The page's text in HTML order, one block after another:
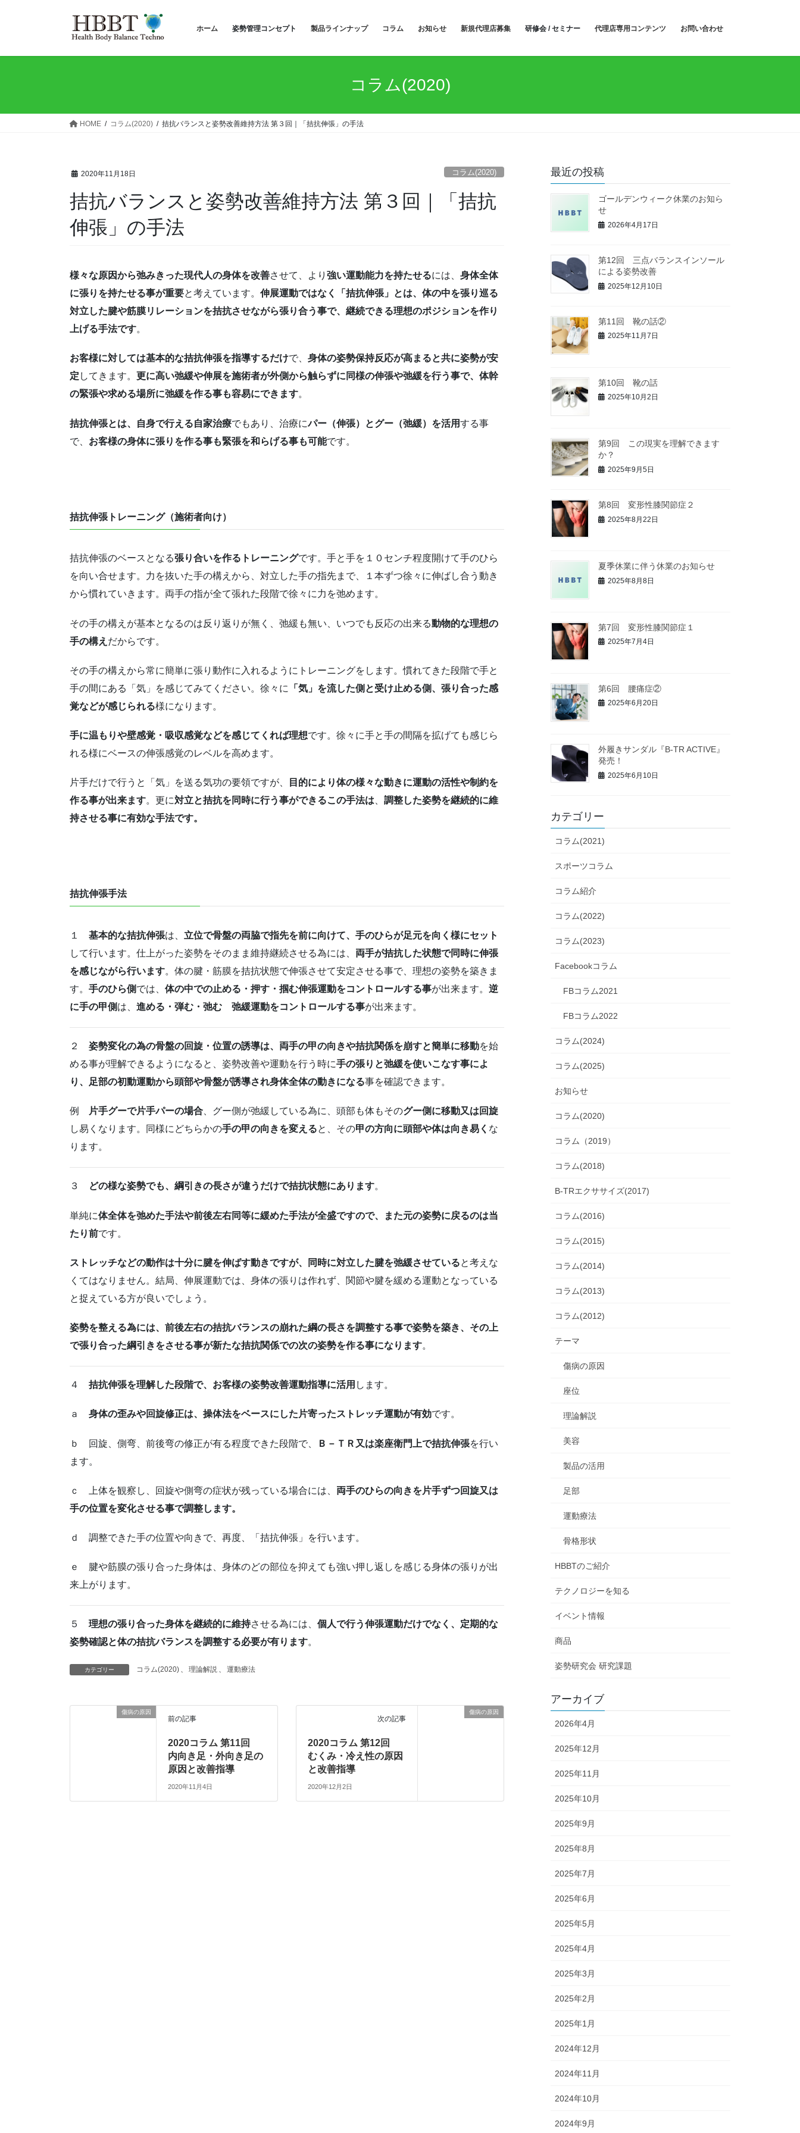
ホーム 姿勢管理コンセプト 製品ラインナップ コラム お知らせ 新規代理店募集 研修会 / セミナー 代理店専用コンテンツ お問い合わせ
コラム(2020)
HOME コラム(2020) 拮抗バランスと姿勢改善維持方法 第３回｜「拮抗伸張」の手法
2020年11月18日 コラム(2020)
拮抗バランスと姿勢改善維持方法 第３回｜「拮抗
伸張」の手法
様々な原因から弛みきった現代人の身体を改善させて、より 強い運動能力を持たせるには、 身体全体
に張りを持たせる事が重要と考えています。 伸展運動ではなく「拮抗伸張」とは、体の中を張り巡る
対立した腱や筋膜リレーションを拮抗させながら張り合う事で、継続できる理想のポジションを作り
上げる手法です。
お客様に対しては基本的な拮抗伸張を指導するだけで、 身体の姿勢保持反応が高まると共に姿勢が安
定 してきます。 更に高い弛緩や伸展を施術者が外側から触らずに同様の伸張や弛緩を行う事で、体幹
の緊張や求める場所に弛緩を作る事も容易にできます。
拮抗伸張とは、自身で行える自家治療でもあり、治療にパー（伸張）とグー（弛緩）を活用する事
で、 お客様の身体に張りを作る事も緊張を和らげる事も可能です。
拮抗伸張トレーニング（施術者向け）
拮抗伸張のベースとなる張り合いを作るトレーニングです。手と手を１０センチ程度開けて手のひら
を向い合せます。力を抜いた手の構えから、対立した手の指先まで、１本ずつ徐々に伸ばし合う動き
から慣れていきます。両手の指が全て張れた段階で徐々に力を弛めます。
その手の構えが基本となるのは反り返りが無く、弛緩も無い、いつでも反応の出来る動物的な理想の
手の構え だからです。
その手の構えから常に簡単に張り動作に入れるようにトレーニングをします。慣れてきた段階で手と
手の間にある「気」を感じてみてください。徐々に
「気」を流した側と受け止める側、張り合った感
覚などが感じられる様になります。
手に温もりや壁感覚・吸収感覚などを感じてくれば理想です。徐々に手と手の間隔を拡げても感じら
れる様にベースの伸張感覚のレベルを高めます。
片手だけで行うと「気」を送る気功の要領ですが、
目的により体の様々な動きに運動の活性や制約を
作る事が出来ます。更に対立と拮抗を同時に行う事ができるこの手法は
調整した姿勢を継続的に維
持させる事に有効な手法です。
拮抗伸張手法
１ 基本的な拮抗伸張は、 立位で骨盤の両脇で指先を前に向けて、手のひらが足元を向く様にセット
して行います。仕上がった姿勢をそのまま維持継続させる為には、 両手が拮抗した状態で同時に伸張
を感じながら行います。体の腱・筋膜を拮抗状態で伸張させて安定させる事で、理想の姿勢を築きま
す。 手のひら側 では、 体の中での止める・押す・掴む伸張運動をコントロールする事が出来ます。 逆
に手の甲側 は、 進める・弾む・弛む 弛緩運動をコントロールする事が出来ます。
２ 姿勢変化の為の骨盤の回旋・位置の誘導は、両手の甲の向きや拮抗関係を崩すと簡単に移動を始
める事が理解できるようになると、姿勢改善や運動を行う時に手の張りと弛緩を使いこなす事によ
り、足部の初動運動から頭部や骨盤が誘導され身体全体の動きになる事を確認できます。
例 片手グーで片手パーの場合 、グー側が弛緩している為に、頭部も体もそのグー側に移動又は回旋
し易くなります。同様にどちらかの手の甲の向きを変えると、その甲の方向に頭部や体は向き易く な
ります。
３ どの様な姿勢でも、綱引きの長さが違うだけで拮抗状態にあります。
単純に体全体を弛めた手法や前後左右同等に緩めた手法が全盛ですので、また元の姿勢に戻るのは当
たり前です。
ストレッチなどの動作は十分に腱を伸ばす動きですが、同時に対立した腱を弛緩させていると考えな
くてはなりません。結局、伸展運動では、身体の張りは作れず、関節や腱を緩める運動となっている
と捉えている方が良いでしょう。
姿勢を整える為には、前後左右の拮抗バランスの崩れた綱の長さを調整する事で姿勢を築き、その上
で張り合った綱引きをさせる事が新たな拮抗関係での次の姿勢を作る事になります。
４ 拮抗伸張を理解した段階で、お客様の姿勢改善運動指導に活用 します。
ａ 身体の歪みや回旋修正は、操体法をベースにした片寄ったストレッチ運動が有効です。
ｂ 回旋、側弯、前後弯の修正が有る程度できた段階で、 Ｂ－ＴＲ又は楽座衛門上で拮抗伸張を行い
ます。
ｃ 上体を観察し、回旋や側弯の症状が残っている場合には、 両手のひらの向きを片手ずつ回旋又は
手の位置を変化させる事で調整します。
ｄ 調整できた手の位置や向きで、再度、「拮抗伸張」を行います。
ｅ 腱や筋膜の張り合った身体は、身体のどの部位を抑えても強い押し返しを感じる身体の張りが出
来上がります。
５ 理想の張り合った身体を継続的に維持させる為には、 個人で行う伸張運動だけでなく、定期的な
姿勢確認と体の拮抗バランスを調整する必要が有ります。
カテゴリー コラム(2020) 、 理論解説 、 運動療法
傷病の原因
前の記事
2020コラム 第11回
内向き足・外向き足の
原因と改善指導
2020年11月4日
傷病の原因
次の記事
2020コラム 第12回
むくみ・冷え性の原因
と改善指導
2020年12月2日
最近の投稿
ゴールデンウィーク休業のお知ら
せ
2026年4月17日
第12回 三点バランスインソール
による姿勢改善
2025年12月10日
第11回 靴の話②
2025年11月7日
第10回 靴の話
2025年10月2日
第9回 この現実を理解できます
か？
2025年9月5日
第8回 変形性膝関節症２
2025年8月22日
夏季休業に伴う休業のお知らせ
2025年8月8日
第7回 変形性膝関節症１
2025年7月4日
第6回 腰痛症②
2025年6月20日
外履きサンダル『B-TR ACTIVE』
発売！
2025年6月10日
カテゴリー
コラム(2021)
スポーツコラム
コラム紹介
コラム(2022)
コラム(2023)
Facebookコラム
FBコラム2021
FBコラム2022
コラム(2024)
コラム(2025)
お知らせ
コラム(2020)
コラム（2019）
コラム(2018)
B-TRエクササイズ(2017)
コラム(2016)
コラム(2015)
コラム(2014)
コラム(2013)
コラム(2012)
テーマ
傷病の原因
座位
理論解説
美容
製品の活用
足部
運動療法
骨格形状
HBBTのご紹介
テクノロジーを知る
イベント情報
商品
姿勢研究会 研究課題
アーカイブ
2026年4月
2025年12月
2025年11月
2025年10月
2025年9月
2025年8月
2025年7月
2025年6月
2025年5月
2025年4月
2025年3月
2025年2月
2025年1月
2024年12月
2024年11月
2024年10月
2024年9月